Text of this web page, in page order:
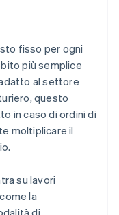
fisso per ogni
più semplice
al settore
questo
in caso di ordini di
moltiplicare il
su lavori
la